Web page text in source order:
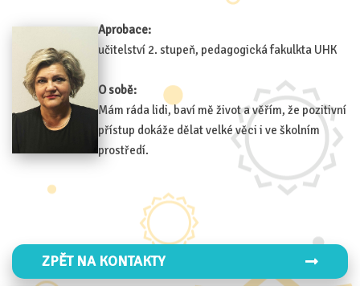
Aprobace:
učitelství 2. stupeň, pedagogická fakulkta UHK
O sobě:
Mám ráda lidi, baví mě život a věřím, že pozitivní
přístup dokáže dělat velké věci i ve školním
prostředí.
ZPĚT NA KONTAKTY